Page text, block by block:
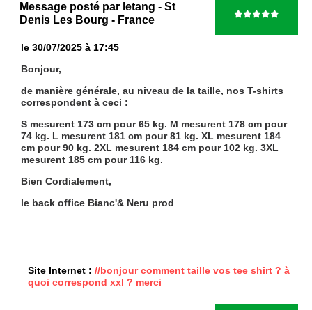
Message posté par letang - St
Denis Les Bourg - France
le 30/07/2025 à 17:45
Bonjour,
de manière générale, au niveau de la taille, nos T-shirts
correspondent à ceci :
S mesurent 173 cm pour 65 kg. M mesurent 178 cm pour
74 kg. L mesurent 181 cm pour 81 kg. XL mesurent 184
cm pour 90 kg. 2XL mesurent 184 cm pour 102 kg. 3XL
mesurent 185 cm pour 116 kg.
Bien Cordialement,
le back office Bianc'& Neru prod
Site Internet ://bonjour comment taille vos tee shirt ? à
quoi correspond xxl ? merci